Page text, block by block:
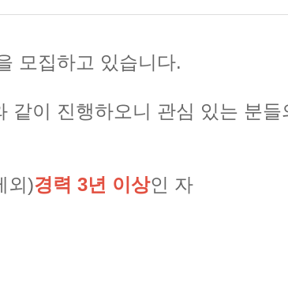
모집하고 있습니다.
같이 진행하오니 관심 있는 분
외)경력 3년 이상인 자